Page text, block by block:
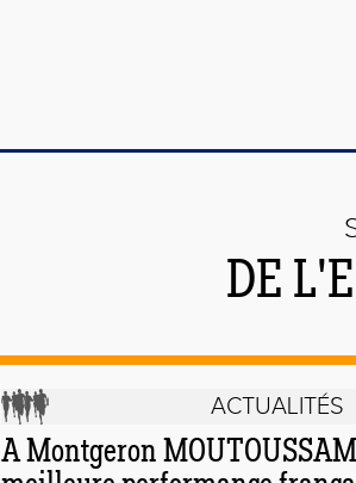
DE
ACTUALITÉS
A Montgeron